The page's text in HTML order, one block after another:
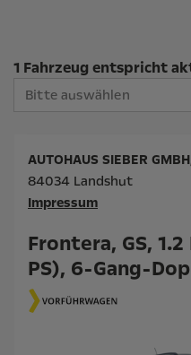
Suchergebnisse
1 Fahrzeug entspricht
Bitte auswählen
Frontera, GS,
PS), 6-Gang-
AUTOHAUS SIEBER
84034 Landshut
Impressum